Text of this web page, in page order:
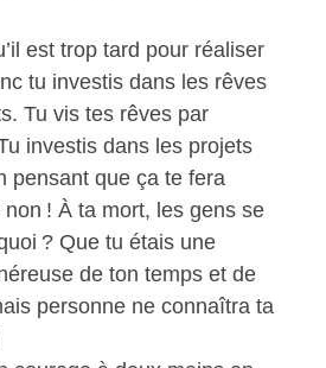
est trop tard pour réaliser
tu investis dans les rêves
Tu vis tes rêves par
investis dans les projets
pensant que ça te fera
! À ta mort, les gens se
? Que tu étais une
de ton temps et de
personne ne connaîtra ta